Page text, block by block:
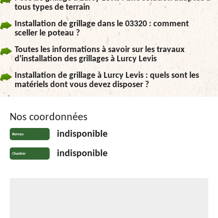
tous types de terrain
Installation de grillage dans le 03320 : comment
sceller le poteau ?
Toutes les informations à savoir sur les travaux
d'installation des grillages à Lurcy Levis
Installation de grillage à Lurcy Levis : quels sont les
matériels dont vous devez disposer ?
Nos coordonnées
Bureau indisponible
Chantier indisponible